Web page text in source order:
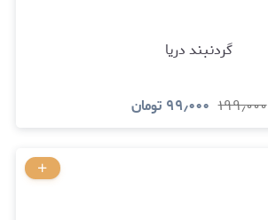
گردنبند دریا
۱۹۹٫۰۰۰ ۹۹٫۰۰۰ تومان